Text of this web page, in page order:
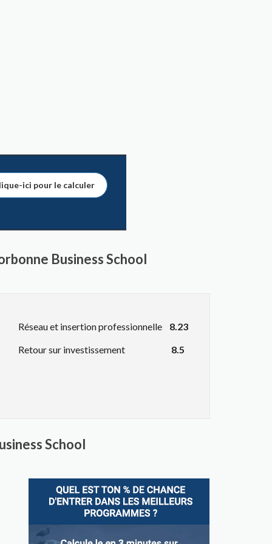
ici pour le calculer
Business School
Réseau et insertion professionnelle
8.23
Retour sur investissement
8.5
School